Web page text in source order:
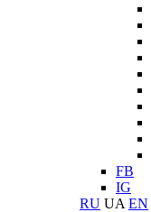
FB
IG
RU UA EN